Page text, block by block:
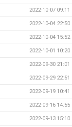
2022-10-07 09:11
2022-10-04 22:50
2022-10-04 15:52
2022-10-01 10:20
2022-09-30 21:01
2022-09-29 22:51
2022-09-19 10:41
2022-09-16 14:55
2022-09-13 15:10